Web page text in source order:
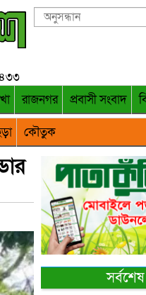
রাজনগর প্রবাসী সংবাদ
কৌতুক